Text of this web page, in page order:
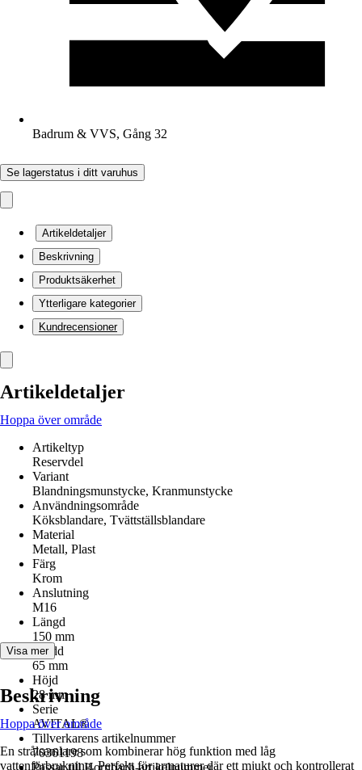
Badrum & VVS, Gång 32
Se lagerstatus i ditt varuhus
Artikeldetaljer
Beskrivning
Produktsäkerhet
Ytterligare kategorier
Kundrecensioner
Artikeldetaljer
Hoppa över område
Artikeltyp
Reservdel
Variant
Blandningsmunstycke, Kranmunstycke
Användningsområde
Köksblandare, Tvättställsblandare
Material
Metall, Plast
Färg
Krom
Anslutning
M16
Längd
150 mm
Bredd
65 mm
Höjd
28 mm
Serie
AVITAL®
Tillverkarens artikelnummer
70361198
Passar till Hornbach-artikelnummer
Visa mer
Beskrivning
Hoppa över område
En strålsamlare som kombinerar hög funktion med låg
vattenförbrukning. Perfekt för armaturer där ett mjukt och kontrollerat